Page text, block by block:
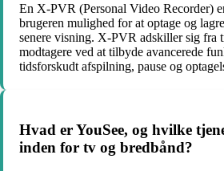
En X-PVR (Personal Video Recorder)
brugeren mulighed for at optage og
senere visning. X-PVR adskiller sig fra
modtagere ved at tilbyde avancerede
tidsforskudt afspilning, pause og
Hvad er YouSee, og hvilke
inden for tv og bredbånd?